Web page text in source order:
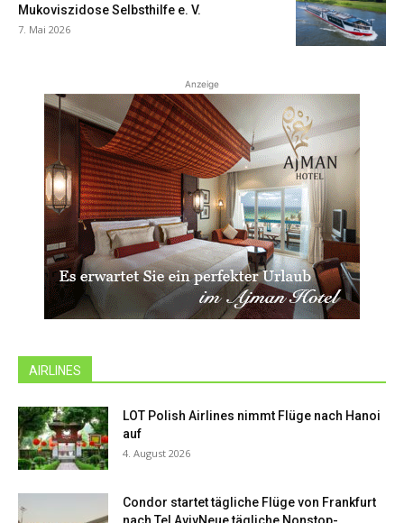
Mukoviszidose Selbsthilfe e. V.
7. Mai 2026
Anzeige
AIRLINES
LOT Polish Airlines nimmt Flüge nach Hanoi
auf
4. August 2026
Condor startet tägliche Flüge von Frankfurt
nach Tel AvivNeue tägliche Nonstop-